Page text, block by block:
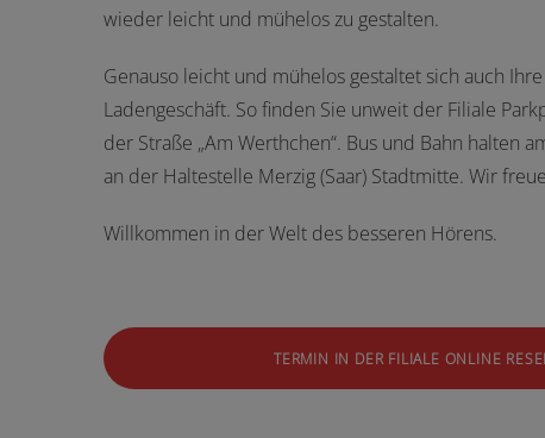
wieder leicht und mühelos zu gestalten.
Genauso leicht und mühelos gestaltet sich auch
Ladengeschäft. So finden Sie unweit der Filiale
der Straße „Am Werthchen“. Bus und Bahn halten
an der Haltestelle Merzig (Saar) Stadtmitte. Wir
Willkommen in der Welt des besseren Hörens.
TERMIN IN DER FILIALE ONLINE